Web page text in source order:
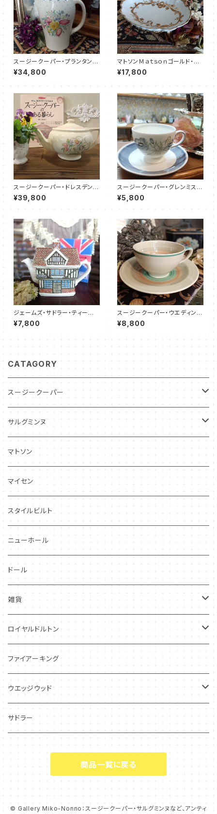
スージークーパー・プランタン・
ポット（ブルー・19センチ）SCPR
0018
¥34,800
マトソンＭａｔｓｏｎゴールド・ソ
ープディッシュ（MT0022）
¥17,800
スージークーパー・ドレスデンス
プレイ・ティーポット（ピンク）SC
DR0096
¥39,800
スージークーパー・グレンミス
ト・カップ＆ソーサー（SCGM01
01）
¥5,800
ジェームズ・サドラー・ティーポッ
ト／チューダーハウス（JS000
6）
¥7,800
スージークーパー・ウエディング
リング・C&S（SCWR0071）
¥8,800
CATAGORY
スージークーパー
パトリシアローズ
ドレスデンスプレイ
プランタン
グレンミスト
スワンシースプレイ
グレイ社
グレイリーフ
レヴェリー
フローラル
フレグランス
シーアネモネ
エンドン
サルグミンヌ
ニーナローサ
FAVORI
CIBON
マトソン
マイセン
スタイルビルト
ニューホール
ドール
雑貨
キーホルダー
アンティーク・カード
アクセサリー
ロイヤルドルトン
スタッフォードシャードッグ
ファイアーキング
ウエッジウッド
ジャスパー
サドラー
商品一覧に戻る
© Gallery Miko-Nonno：スージークーパー・サルグミンヌなど、アンティ